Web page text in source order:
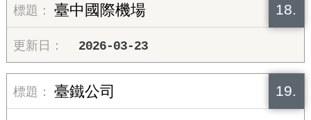
18.
臺中國際機場
2026-03-23
19.
臺鐵公司